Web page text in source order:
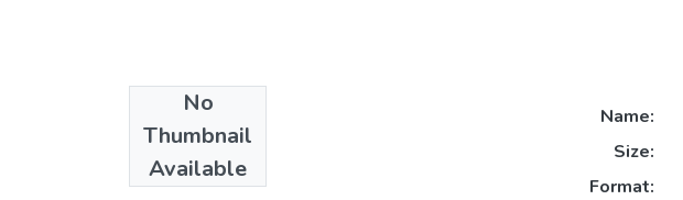
No
Thumbnail
Available
Name:
Size:
Format: